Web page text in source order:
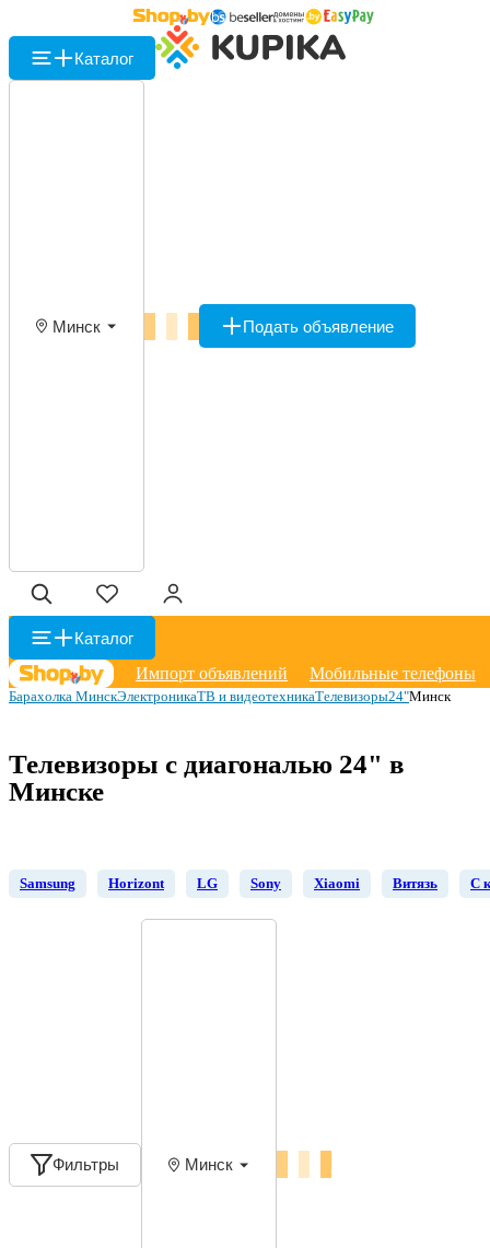
Каталог
Минск Подать объявление
Каталог
Импорт объявлений
Мобильные телефоны
Барахолка МинскЭлектроникаТВ и видеотехникаТелевизоры24"Минск
Телевизоры с диагональю 24" в
Минске
Samsung Horizont LG Sony Xiaomi Витязь С
Фильтры Минск